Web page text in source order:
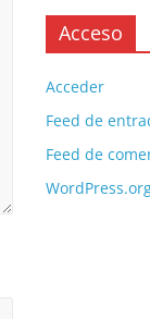
Acceso
Acceder
Feed de
Feed de